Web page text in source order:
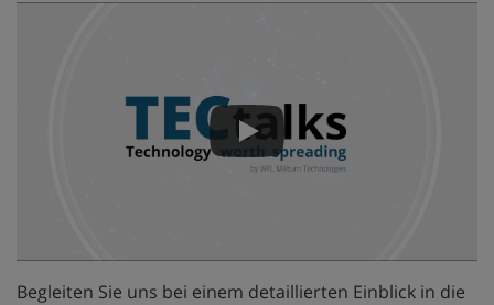
Begleiten Sie uns bei einem detaillierten Einblick in die